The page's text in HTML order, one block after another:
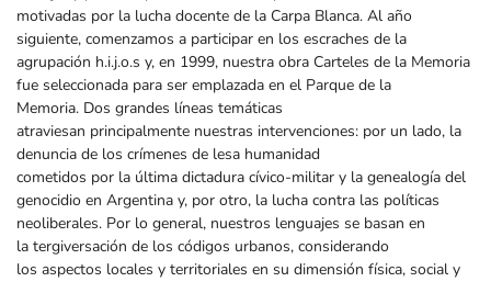
motivadas por la lucha docente de la Carpa Blanca. Al año
siguiente, comenzamos a participar en los escraches de la
agrupación h.i.j.o.s y, en 1999, nuestra obra Carteles de la Memoria
fue seleccionada para ser emplazada en el Parque de la
Memoria. Dos grandes líneas temáticas
atraviesan principalmente nuestras intervenciones: por un lado, la
denuncia de los crímenes de lesa humanidad
cometidos por la última dictadura cívico-militar y la genealogía del
genocidio en Argentina y, por otro, la lucha contra las políticas
neoliberales. Por lo general, nuestros lenguajes se basan en
la tergiversación de los códigos urbanos, considerando
los aspectos locales y territoriales en su dimensión física, social y